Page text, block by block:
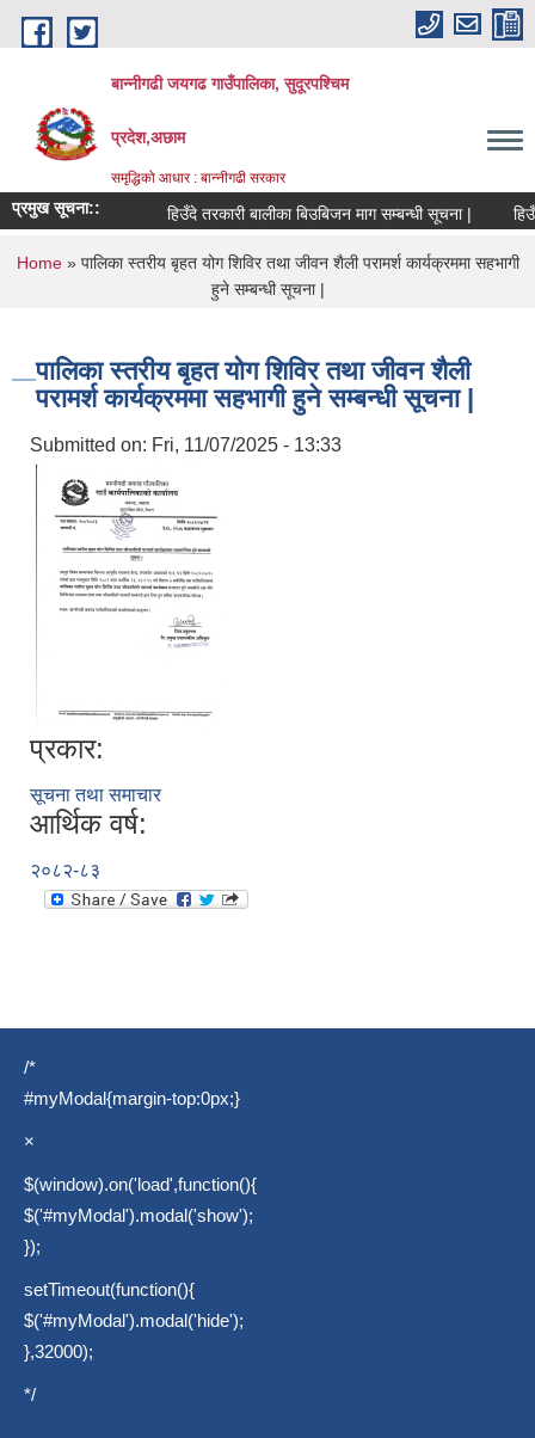
Skip to main content
बान्नीगढी जयगढ गाउँपालिका, सुदूरपश्चिम
प्रदेश,अछाम
समृद्धिको आधार : बान्नीगढी सरकार
प्रमुख सूचना:: हिउँदे तरकारी बालीका बिउबिजन माग सम्बन्धी सूचना |
You are here
Home» पालिका स्तरीय बृहत योग शिविर तथा जीवन शैली परामर्श कार्यक्रममा सहभागी
हुने सम्बन्धी सूचना |
पालिका स्तरीय बृहत योग शिविर तथा जीवन शैली
परामर्श कार्यक्रममा सहभागी हुने सम्बन्धी सूचना |
Submitted on: Fri, 11/07/2025 - 13:33
प्रकार:
सूचना तथा समाचार
आर्थिक वर्ष:
२०८२-८३
/*
#myModal{margin-top:0px;}
×
$(window).on('load',function(){
$('#myModal').modal('show');
});
setTimeout(function(){
$('#myModal').modal('hide');
},32000);
*/